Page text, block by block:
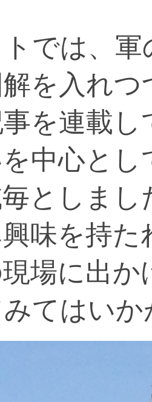
では、
を入れ
事を連載
中心と
としま
味を持
場に出
てはい